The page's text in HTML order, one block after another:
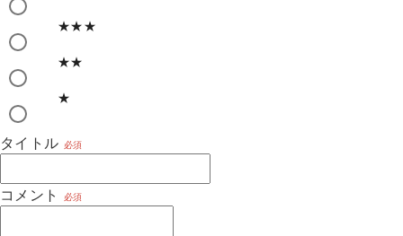
★★★
★★
★
タイトル 必須
コメント 必須